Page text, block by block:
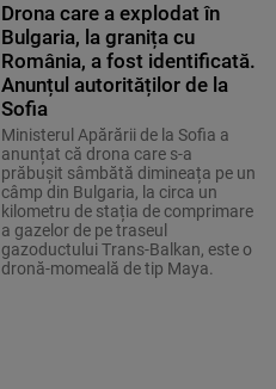
Drona care a explodat în
Bulgaria, la granița cu
România, a fost identificată.
Anunțul autorităților de la
Sofia
Ministerul Apărării de la Sofia a
anunțat că drona care s-a
prăbușit sâmbătă dimineața pe un
câmp din Bulgaria, la circa un
kilometru de stația de comprimare
a gazelor de pe traseul
gazoductului Trans-Balkan, este o
dronă-momeală de tip Maya.